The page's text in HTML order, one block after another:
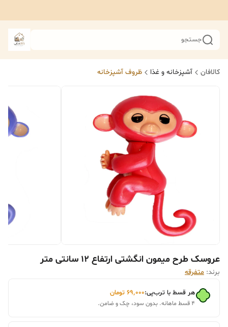
جستجو
کالافان آشپزخانه و غذا ظروف آشپزخانه
عروسک طرح میمون انگشتی ارتفاع 12 سانتی متر
برند: متفرقه
هر قسط با ترب‌پی:۶۹٬۰۰۰ تومان
۴ قسط ماهانه. بدون سود، چک و ضامن.